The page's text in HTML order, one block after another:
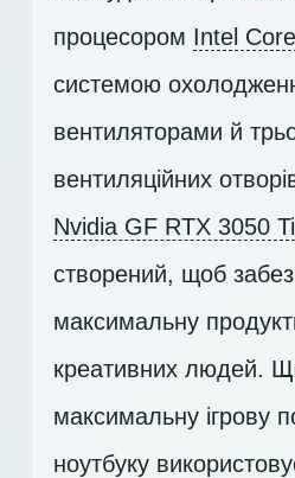
процесором Intel
системою
вентиляторами й
вентиляційних
Nvidia GF RTX 3050 Ti
створений, щоб
максимальну
креативних людей.
максимальну ігрову
ноутбуку